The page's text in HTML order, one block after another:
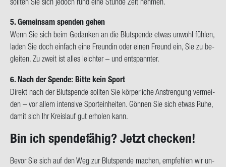
5. Ge­mein­sam spen­den gehen
Wenn Sie sich beim Ge­dan­ken an die Blut­spen­de etwas un­wohl füh­len,
laden Sie doch ein­fach eine Freun­din oder einen Freund ein, Sie zu be­
glei­ten. Zu zweit ist alles leich­ter – und ent­spann­ter.
6. Nach der Spen­de: Bitte kein Sport
Di­rekt nach der Blut­spen­de soll­ten Sie kör­per­li­che An­stren­gung ver­mei­
den – vor allem in­ten­si­ve Sport­ein­hei­ten. Gön­nen Sie sich etwas Ruhe,
damit sich Ihr Kreis­lauf gut er­ho­len kann.
Bin ich spen­de­fä­hig? Jetzt che­cken!
Bevor Sie sich auf den Weg zur Blut­spen­de ma­chen, emp­feh­len wir un­